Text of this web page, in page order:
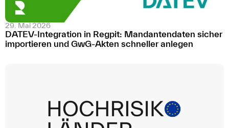
29. Mai 2026
DATEV-Integration in Regpit: Mandantendaten sicher
importieren und GwG-Akten schneller anlegen